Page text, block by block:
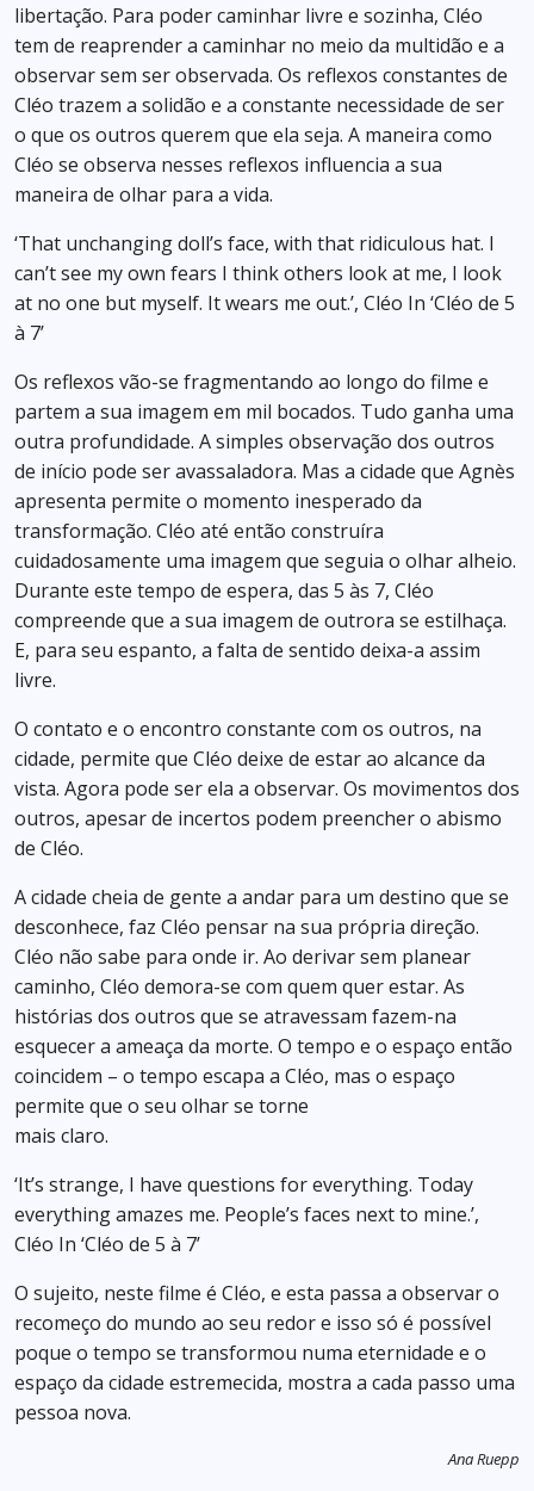
libertação. Para poder caminhar livre e sozinha, Cléo
tem de reaprender a caminhar no meio da multidão e a
observar sem ser observada. Os reflexos constantes de
Cléo trazem a solidão e a constante necessidade de ser
o que os outros querem que ela seja. A maneira como
Cléo se observa nesses reflexos influencia a sua
maneira de olhar para a vida.
‘That unchanging doll’s face, with that ridiculous hat. I
can’t see my own fears I think others look at me, I look
at no one but myself. It wears me out.’, Cléo In ‘Cléo de 5
à 7’
Os reflexos vão-se fragmentando ao longo do filme e
partem a sua imagem em mil bocados. Tudo ganha uma
outra profundidade. A simples observação dos outros
de início pode ser avassaladora. Mas a cidade que Agnès
apresenta permite o momento inesperado da
transformação. Cléo até então construíra
cuidadosamente uma imagem que seguia o olhar alheio.
Durante este tempo de espera, das 5 às 7, Cléo
compreende que a sua imagem de outrora se estilhaça.
E, para seu espanto, a falta de sentido deixa-a assim
livre.
O contato e o encontro constante com os outros, na
cidade, permite que Cléo deixe de estar ao alcance da
vista. Agora pode ser ela a observar. Os movimentos dos
outros, apesar de incertos podem preencher o abismo
de Cléo.
A cidade cheia de gente a andar para um destino que se
desconhece, faz Cléo pensar na sua própria direção.
Cléo não sabe para onde ir. Ao derivar sem planear
caminho, Cléo demora-se com quem quer estar. As
histórias dos outros que se atravessam fazem-na
esquecer a ameaça da morte. O tempo e o espaço então
coincidem – o tempo escapa a Cléo, mas o espaço
permite que o seu olhar se torne
mais claro.
‘It’s strange, I have questions for everything. Today
everything amazes me. People’s faces next to mine.’,
Cléo In ‘Cléo de 5 à 7’
O sujeito, neste filme é Cléo, e esta passa a observar o
recomeço do mundo ao seu redor e isso só é possível
poque o tempo se transformou numa eternidade e o
espaço da cidade estremecida, mostra a cada passo uma
pessoa nova.
Ana Ruepp